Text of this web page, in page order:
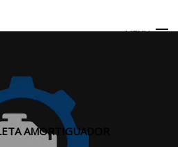
MENU
AMORTIGUADOR